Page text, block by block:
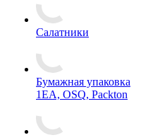
Салатники
Бумажная упаковка
1ЕА, OSQ, Packton